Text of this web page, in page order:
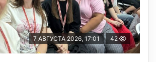
7 АВГУСТА 2026, 17:01 42